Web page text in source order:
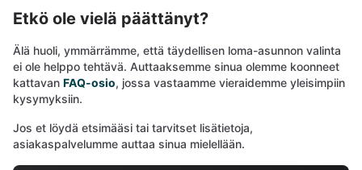
Etkö ole vielä päättänyt?
Älä huoli, ymmärrämme, että täydellisen loma-asunnon valinta
ei ole helppo tehtävä. Auttaaksemme sinua olemme koonneet
kattavan FAQ-osio, jossa vastaamme vieraidemme yleisimpiin
kysymyksiin.
Jos et löydä etsimääsi tai tarvitset lisätietoja,
asiakaspalvelumme auttaa sinua mielellään.